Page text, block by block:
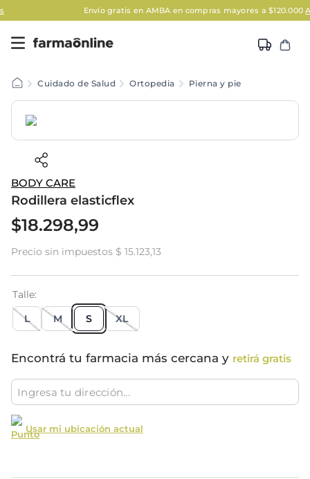
Envío gratis en AMBA en compras mayores a $120.000Aplican
Cuidado de Salud Ortopedia Pierna y pie
BODY CARE
Rodillera elasticflex
$18.298,99
Precio sin impuestos $ 15.123,13
Talle
L
M S XL
Encontrá tu farmacia más cercana y retirá gratis
Usar mi ubicación actual